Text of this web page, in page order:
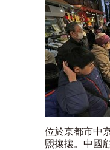
位於京都市中
熙攘攘。中國